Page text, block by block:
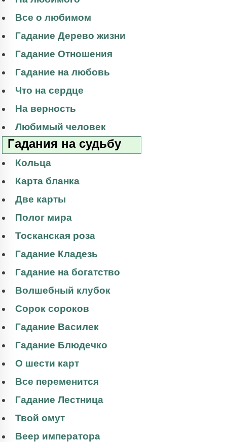
Все о любимом
Гадание Дерево жизни
Гадание Отношения
Гадание на любовь
Что на сердце
На верность
Любимый человек
Гадания на судьбу
Кольца
Карта бланка
Две карты
Полог мира
Тосканская роза
Гадание Кладезь
Гадание на богатство
Волшебный клубок
Сорок сороков
Гадание Василек
Гадание Блюдечко
О шести карт
Все переменится
Гадание Лестница
Твой омут
Веер императора